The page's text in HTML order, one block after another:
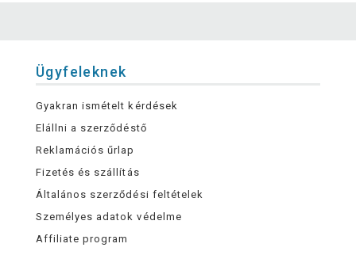
Ügyfeleknek
Gyakran ismételt kérdések
Elállni a szerződéstő
Reklamációs űrlap
Fizetés és szállítás
Általános szerződési feltételek
Személyes adatok védelme
Affiliate program